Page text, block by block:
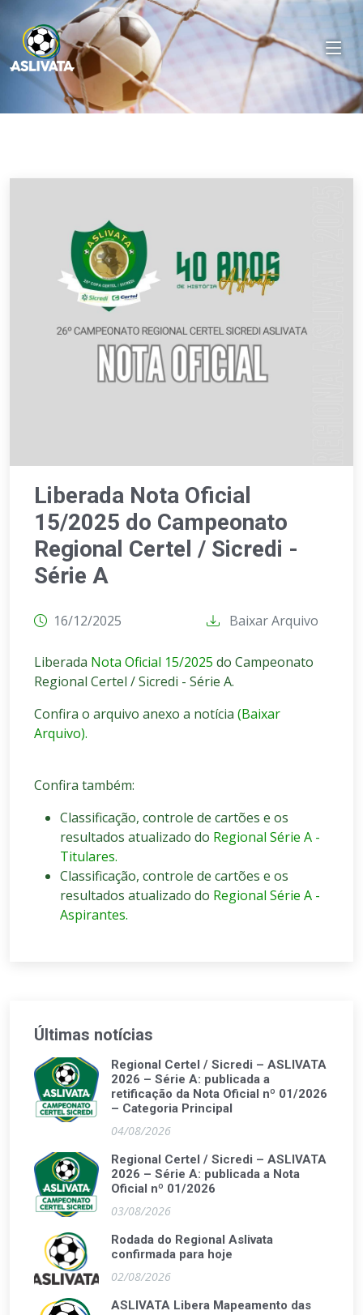
Liberada Nota Oficial
15/2025 do Campeonato
Regional Certel / Sicredi -
Série A
16/12/2025 Baixar Arquivo
Liberada Nota Oficial 15/2025 do Campeonato
Regional Certel / Sicredi - Série A.
Confira o arquivo anexo a notícia (Baixar
Arquivo).
Confira também:
Classificação, controle de cartões e os
resultados atualizado do Regional Série A -
Titulares.
Classificação, controle de cartões e os
resultados atualizado do Regional Série A -
Aspirantes.
Últimas notícias
Regional Certel / Sicredi – ASLIVATA
2026 – Série A: publicada a
retificação da Nota Oficial nº 01/2026
– Categoria Principal
04/08/2026
Regional Certel / Sicredi – ASLIVATA
2026 – Série A: publicada a Nota
Oficial nº 01/2026
03/08/2026
Rodada do Regional Aslivata
confirmada para hoje
02/08/2026
ASLIVATA Libera Mapeamento das